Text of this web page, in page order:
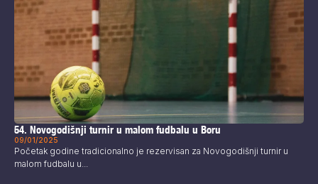
54. Novogodišnji turnir u malom fudbalu u Boru
09/01/2025
Početak godine tradicionalno je rezervisan za Novogodišnji turnir u
malom fudbalu u...